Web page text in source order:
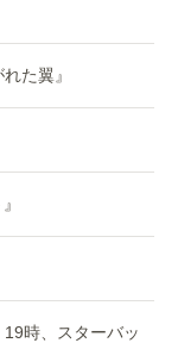
た翼』
時、スターバッ